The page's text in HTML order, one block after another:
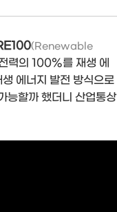
(Renewable
력의 100%를 재생 에
에너지 발전 방식으로
능할까 했더니 산업통상